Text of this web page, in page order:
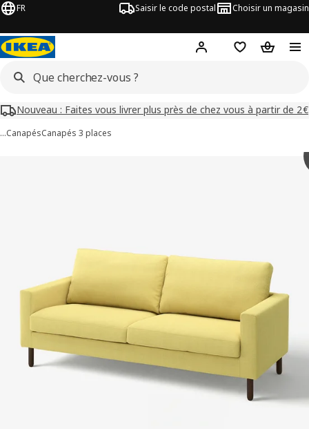
FR Saisir le code postal Choisir un magasin
Mon compteFavorisPanier
Nouveau : Faites vous livrer plus près de chez vous à partir de 2€
…CanapésCanapés 3 places